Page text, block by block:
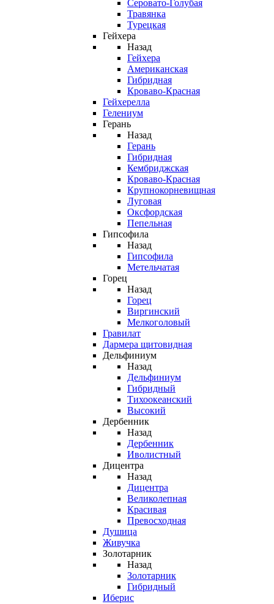
Серовато-Голубая
Травянка
Турецкая
Гейхера
Назад
Гейхера
Американская
Гибридная
Кроваво-Красная
Гейхерелла
Гелениум
Герань
Назад
Герань
Гибридная
Кембриджская
Кроваво-Красная
Крупнокорневищная
Луговая
Оксфордская
Пепельная
Гипсофила
Назад
Гипсофила
Метельчатая
Горец
Назад
Горец
Виргинский
Мелкоголовый
Гравилат
Дармера щитовидная
Дельфиниум
Назад
Дельфиниум
Гибридный
Тихоокеанский
Высокий
Дербенник
Назад
Дербенник
Иволистный
Дицентра
Назад
Дицентра
Великолепная
Красивая
Превосходная
Душица
Живучка
Золотарник
Назад
Золотарник
Гибридный
Иберис